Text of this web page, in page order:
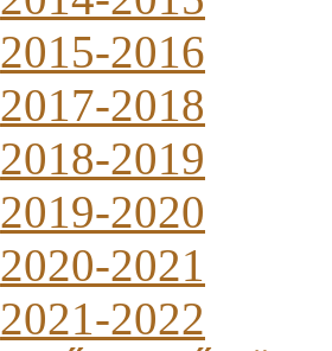
2015-2016
2017-2018
2018-2019
2019-2020
2020-2021
2021-2022